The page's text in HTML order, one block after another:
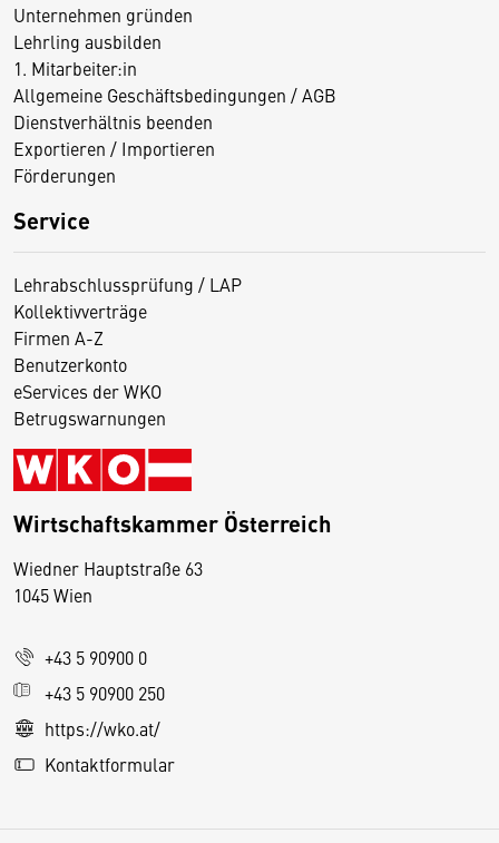
Unternehmen gründen
Lehrling ausbilden
1. Mitarbeiter:in
Allgemeine Geschäftsbedingungen / AGB
Dienstverhältnis beenden
Exportieren / Importieren
Förderungen
Service
Lehrabschlussprüfung / LAP
Kollektivverträge
Firmen A-Z
Benutzerkonto
eServices der WKO
Betrugswarnungen
Wirtschaftskammer Österreich
Wiedner Hauptstraße 63
1045 Wien
+43 5 90900 0
+43 5 90900 250
https://wko.at/
Kontaktformular
D
s
e
S
e